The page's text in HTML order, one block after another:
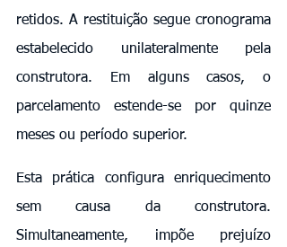
retidos. A restituição segue cronograma
estabelecido unilateralmente pela
construtora. Em alguns casos, o
parcelamento estende-se por quinze
meses ou período superior.
Esta prática configura enriquecimento
sem causa da construtora.
Simultaneamente, impõe prejuízo